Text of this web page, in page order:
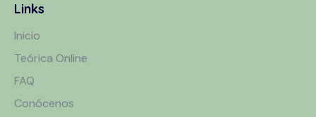
Links
Inicio
Teórica Online
FAQ
Conócenos